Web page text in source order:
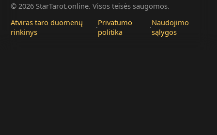
© 2026 StarTarot.online. Visos teisės saugomos.
Atviras taro duomenų
rinkinys
·Privatumo
politika
·Naudojimo
sąlygos